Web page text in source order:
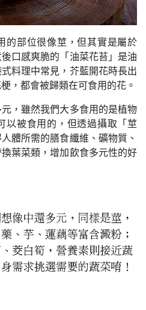
的部位很像莖，但其實是屬於
口感爽脆的「油菜花苔」是油
料理中常見，芥藍開花時長出
，都會被歸類在可食用的花。
，雖然我們大多食用的是植物
以被食用的，但透過攝取「莖
體所需的膳食纖維、礦物質、
葉菜類，增加飲食多元性的好